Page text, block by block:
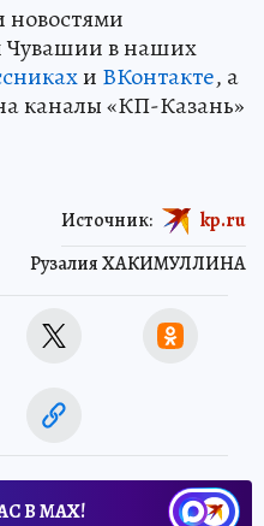
новостями
Чувашии в наших
и ВКонтакте, а
каналы «КП-Казань»
Рузалия ХАКИМУЛЛИНА
Источник: kp.ru
В МАХ!